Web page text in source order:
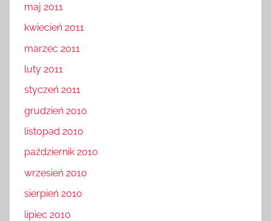
maj 2011
kwiecień 2011
marzec 2011
luty 2011
styczeń 2011
grudzień 2010
listopad 2010
październik 2010
wrzesień 2010
sierpień 2010
lipiec 2010